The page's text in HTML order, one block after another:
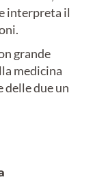
interpreta il
grande
medicina
delle due un